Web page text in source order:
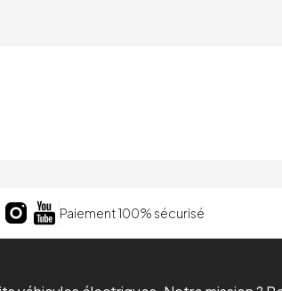
Paiement 100% sécurisé